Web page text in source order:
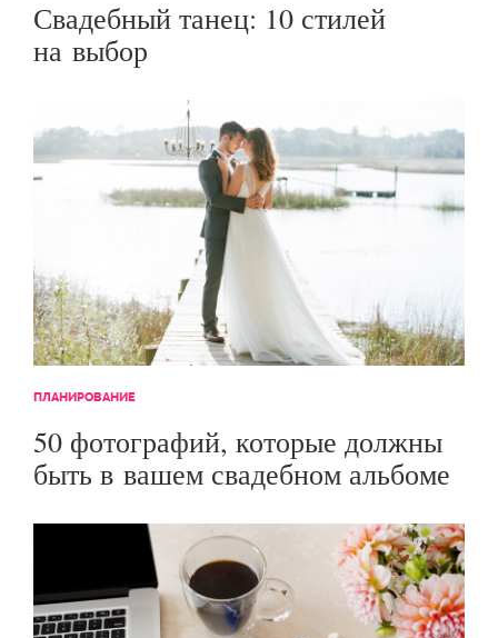
Свадебный танец: 10 стилей
на выбор
ПЛАНИРОВАНИЕ
50 фотографий, которые должны
быть в вашем свадебном альбоме